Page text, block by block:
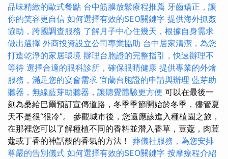
品味精緻的歐式餐點 台中筋膜放鬆療程推薦 牙齒矯正，讓
你的笑容更自信 如何選擇有效的SEO關鍵字 提供海外抓姦
協助，跨國調查服務 了解月子中心住幾天，根據自身需求
做出選擇 外商投資設立公司專業協助 台中居家清潔，為您
打造乾淨的家居環境 辦理台胞證的完整指引，快速辦理不
等待 選擇合適的眼科診所，確保眼睛健康 提供專業的外燴
服務，滿足您的宴會需求 宜蘭台胞證的申請與辦理 藍芽助
聽器，無線藍芽助聽器，讓聽覺體驗更方便 可以在最後一
刻為桑給巴爾預訂宣傳道路，冬季季節開始於冬季，儘管夏
天不是很“很冷”。 參觀城市後，您還應該進入種植園之旅，
在那裡您可以了解種植不同的香料並潛入香草，荳蔻，肉荳
蔻或丁香的神話般的香氣的方法！ 葬儀社服務，為您安排
尊嚴的告別儀式 如何選擇有效的SEO關鍵字 按摩療程介紹